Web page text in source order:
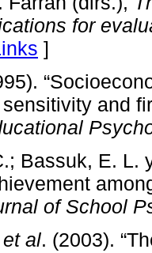
for
]
and
Bassuk, E. L.
of School
et al. (2003).